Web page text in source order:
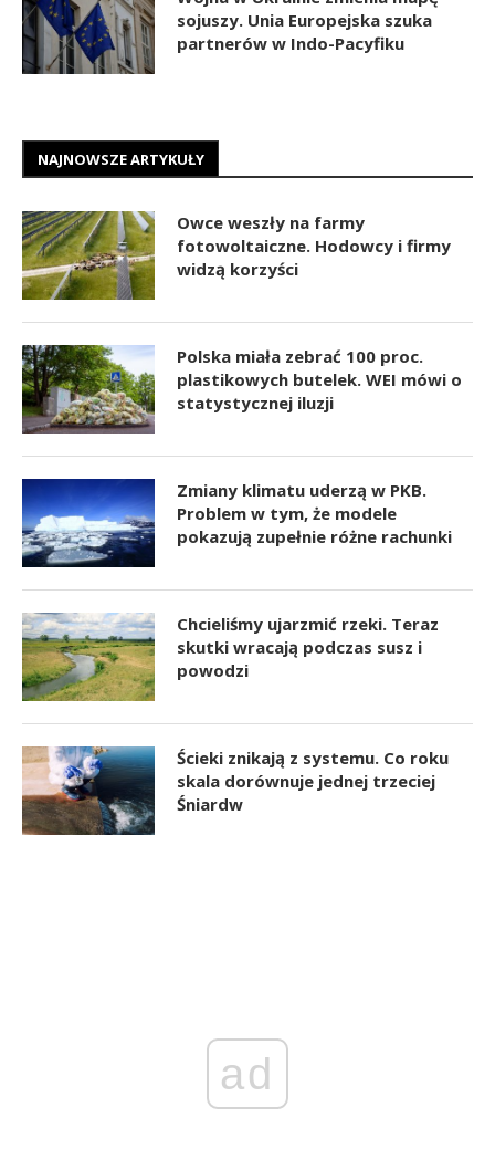
sojuszy. Unia Europejska szuka
partnerów w Indo-Pacyfiku
NAJNOWSZE ARTYKUŁY
Owce weszły na farmy
fotowoltaiczne. Hodowcy i firmy
widzą korzyści
Polska miała zebrać 100 proc.
plastikowych butelek. WEI mówi o
statystycznej iluzji
Zmiany klimatu uderzą w PKB.
Problem w tym, że modele
pokazują zupełnie różne rachunki
Chcieliśmy ujarzmić rzeki. Teraz
skutki wracają podczas susz i
powodzi
Ścieki znikają z systemu. Co roku
skala dorównuje jednej trzeciej
Śniardw
ad